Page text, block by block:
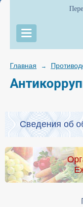
Главная →
Сведения об